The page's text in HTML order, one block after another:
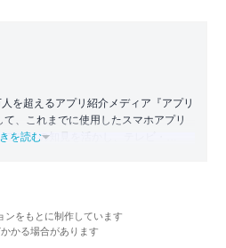
を超えるアプリ紹介メディア『アプリ
て、これまでに使用したスマホアプリ
アプリの知見を活かし、テレビ・
TBS『サタプラ』（スマホライフが変
きを読む
をもとに制作しています
かる場合があります